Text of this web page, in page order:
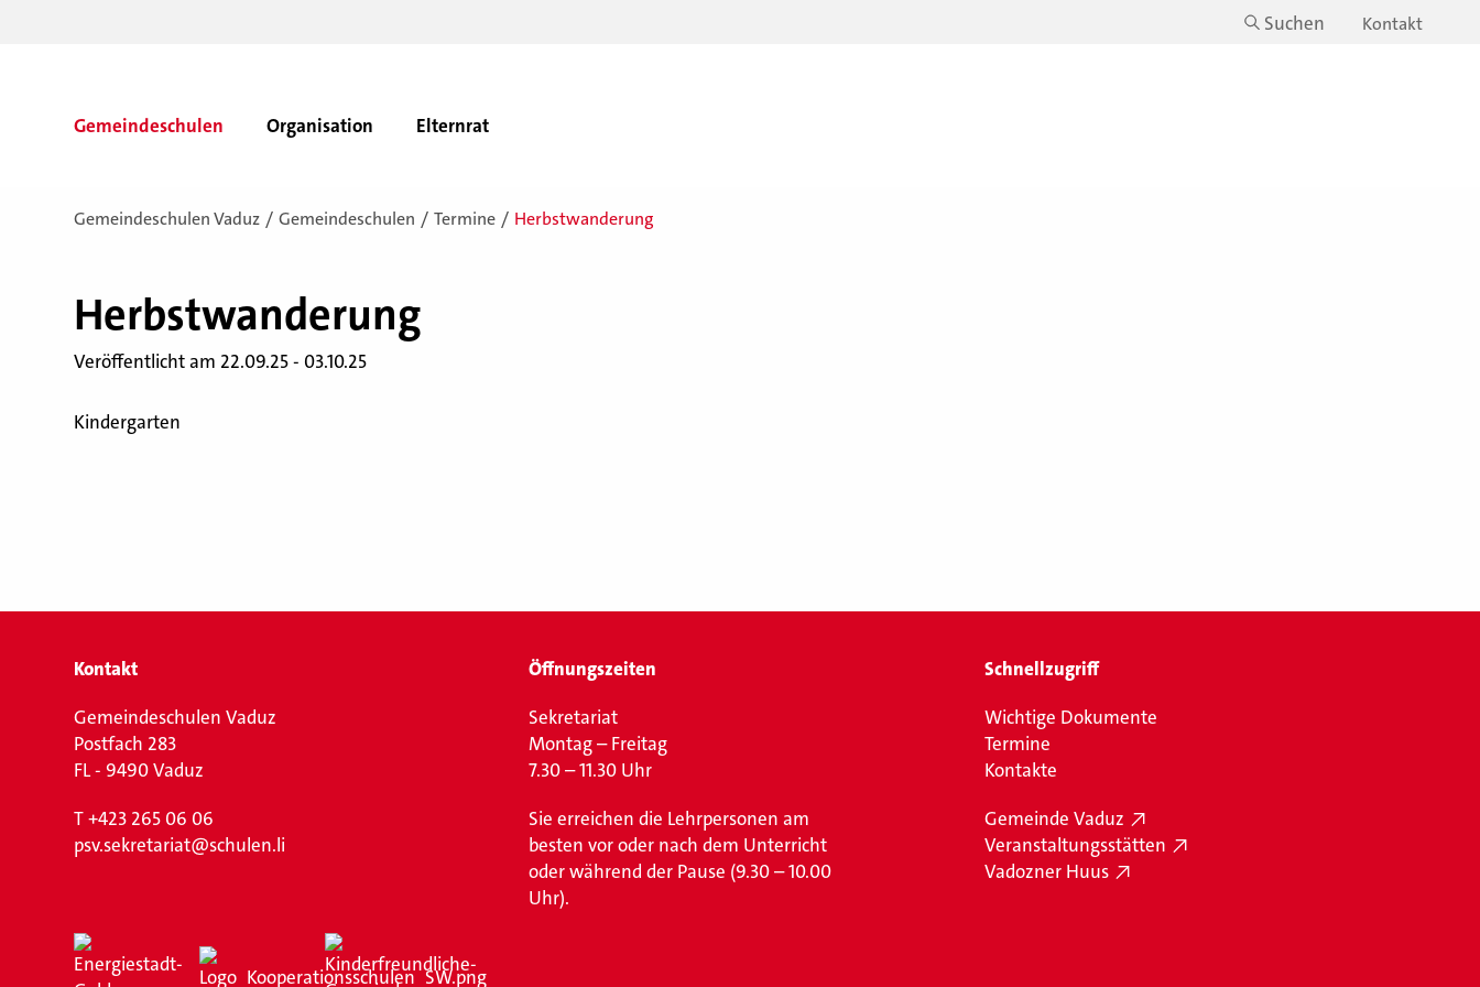
Suchen Kontakt
Gemeindeschulen Organisation Elternrat
Gemeindeschulen Vaduz Gemeindeschulen Termine Herbstwanderung
Herbst­wan­de­rung
Veröffentlicht am 22.09.25 - 03.10.25
Kindergarten
Kontakt
Gemeindeschulen Vaduz
Postfach 283
FL - 9490 Vaduz
T+423 265 06 06
psv.sekretariat@schulen.li
Öffnungszeiten
Sekretariat
Montag – Freitag
7.30 – 11.30 Uhr
Sie erreichen die Lehrpersonen am
besten vor oder nach dem Unterricht
oder während der Pause (9.30 – 10.00
Uhr).
Schnellzugriff
Wichtige Dokumente
Termine
Kontakte
Gemeinde Vaduz
Veranstaltungsstätten
Vadozner Huus